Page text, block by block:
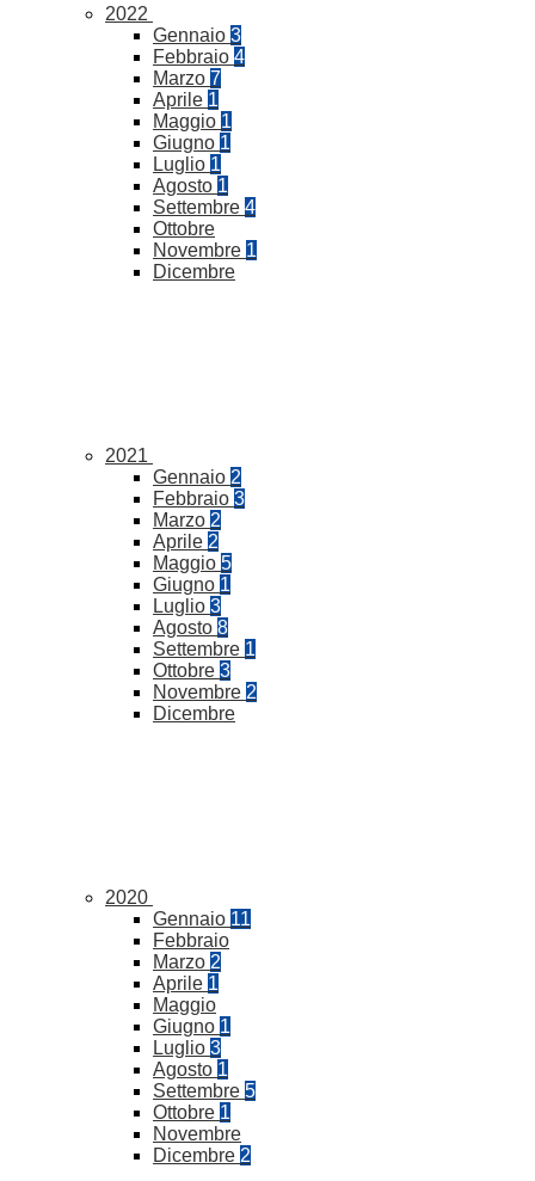
2022
Gennaio 3
Febbraio 4
Marzo 7
Aprile 1
Maggio 1
Giugno 1
Luglio 1
Agosto 1
Settembre 4
Ottobre
Novembre 1
Dicembre
2021
Gennaio 2
Febbraio 3
Marzo 2
Aprile 2
Maggio 5
Giugno 1
Luglio 3
Agosto 8
Settembre 1
Ottobre 3
Novembre 2
Dicembre
2020
Gennaio 11
Febbraio
Marzo 2
Aprile 1
Maggio
Giugno 1
Luglio 3
Agosto 1
Settembre 5
Ottobre 1
Novembre
Dicembre 2